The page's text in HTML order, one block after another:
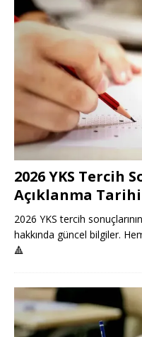
2026 YKS Tercih
Açıklanma
2026 YKS tercih
hakkında güncel bilgiler.
🔺